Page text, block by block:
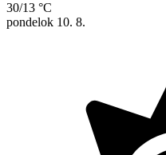
30/13 °C
pondelok 10. 8.